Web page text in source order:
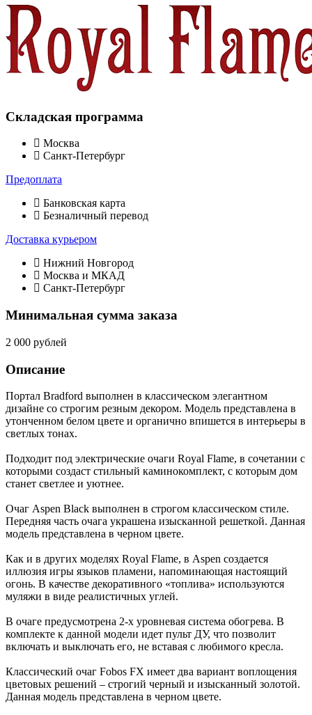
Складская программа
Москва
Санкт-Петербург
Предоплата
Банковская карта
Безналичный перевод
Доставка курьером
Нижний Новгород
Москва и МКАД
Санкт-Петербург
Минимальная сумма заказа
2 000 рублей
Описание
Портал Bradford выполнен в классическом элегантном
дизайне со строгим резным декором. Модель представлена в
утонченном белом цвете и органично впишется в интерьеры в
светлых тонах.
Подходит под электрические очаги Royal Flame, в сочетании с
которыми создаст стильный каминокомплект, с которым дом
станет светлее и уютнее.
Очаг Aspen Black выполнен в строгом классическом стиле.
Передняя часть очага украшена изысканной решеткой. Данная
модель представлена в черном цвете.
Как и в других моделях Royal Flame, в Aspen создается
иллюзия игры языков пламени, напоминающая настоящий
огонь. В качестве декоративного «топлива» используются
муляжи в виде реалистичных углей.
В очаге предусмотрена 2-х уровневая система обогрева. В
комплекте к данной модели идет пульт ДУ, что позволит
включать и выключать его, не вставая с любимого кресла.
Классический очаг Fobos FX имеет два вариант воплощения
цветовых решений – строгий черный и изысканный золотой.
Данная модель представлена в черном цвете.